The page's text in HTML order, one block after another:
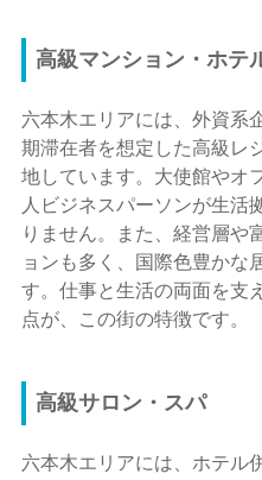
高級マンション・ホテ
六本木エリアには、外資系
期滞在者を想定した高級レ
地しています。大使館やオ
人ビジネスパーソンが生活
りません。また、経営層や
ョンも多く、国際色豊かな
す。仕事と生活の両面を支
点が、この街の特徴です。
高級サロン・スパ
六本木エリアには、ホテル